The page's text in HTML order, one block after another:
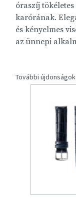
óraszíj
karórának.
és kényelmes
az ünnepi
További újdonságok